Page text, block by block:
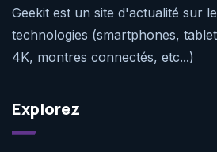
Geekit est un site d'actualité sur
technologies (smartphones,
4K, montres connectés, etc...)
Explorez